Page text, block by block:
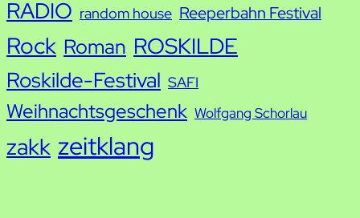
RADIO random house Reeperbahn Festival
Rock Roman ROSKILDE
Roskilde-Festival SAFI
Weihnachtsgeschenk Wolfgang Schorlau
zakk zeitklang